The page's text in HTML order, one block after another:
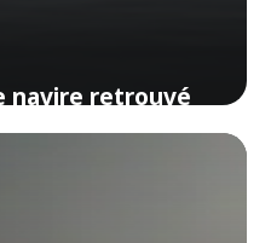
navire retrouvé
équipage